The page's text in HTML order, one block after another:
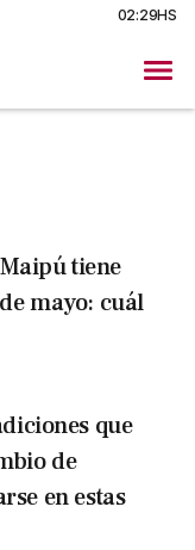
02:29HS
Maipú tiene
mayo: cuál
que
de
en estas